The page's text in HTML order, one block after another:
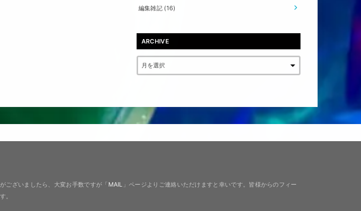
編集雑記 (16)
ARCHIVE
ございましたら、大変お手数ですが「 MAIL 」ページよりご連絡いただけますと幸いです。皆様からのフィー
。